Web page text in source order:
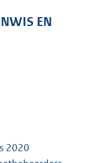
EN
2020